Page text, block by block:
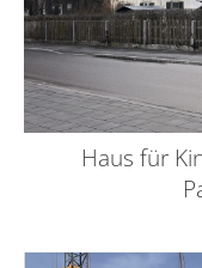
Haus für